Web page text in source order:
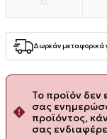
Δωρεάν μεταφορικά
Το προϊόν δεν
σας
προϊόντος,
σας